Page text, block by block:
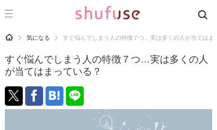
CATEGORY 記事カテゴリ
運気
洗濯
生活の知恵
HOME 気になる すぐ悩んでしまう人の特徴７つ…実は多くの人が当てはま
すぐ悩んでしまう人の特徴７つ…実は多くの人
が当てはまっている？